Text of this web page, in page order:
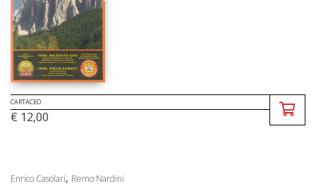
CARTACEO
€ 12,00
Enrico Casolari, Remo Nardini